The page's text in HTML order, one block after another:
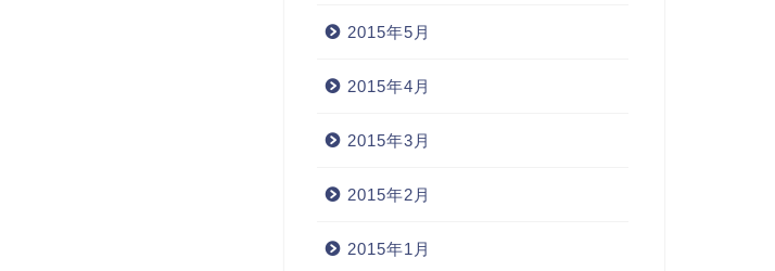
2015年5月
2015年4月
2015年3月
2015年2月
2015年1月